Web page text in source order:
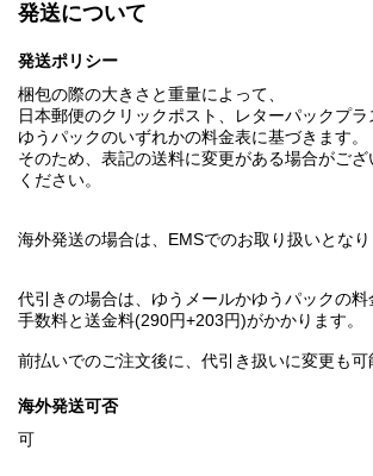
発送について
発送ポリシー
梱包の際の大きさと重量によって、
日本郵便のクリックポスト、レターパックプラ
ゆうパックのいずれかの料金表に基づきます。
そのため、表記の送料に変更がある場合がご
ください。
海外発送の場合は、EMSでのお取り扱いとなり
代引きの場合は、ゆうメールかゆうパックの料
手数料と送金料(290円+203円)がかかります。
前払いでのご注文後に、代引き扱いに変更も可
海外発送可否
可